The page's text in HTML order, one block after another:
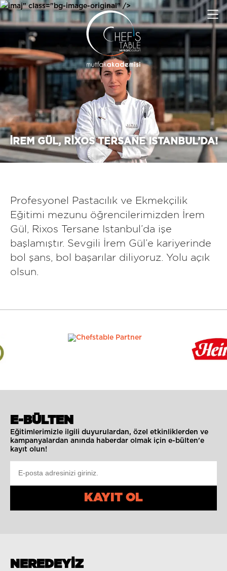
imaj" class="bg-image-original" />
İREM GÜL, RIXOS TERSANE ISTANBUL’DA!
Profesyonel Pastacılık ve Ekmekçilik
Eğitimi mezunu öğrencilerimizden İrem
Gül, Rixos Tersane Istanbul’da işe
başlamıştır. Sevgili İrem Gül’e kariyerinde
bol şans, bol başarılar diliyoruz. Yolu açık
olsun.
E-BÜLTEN
Eğitimlerimizle ilgili duyurulardan, özel etkinliklerden ve
kampanyalardan anında haberdar olmak için e-bülten'e
kayıt olun!
KAYIT OL
NEREDEYİZ